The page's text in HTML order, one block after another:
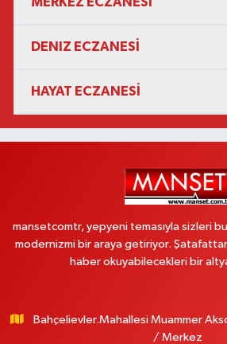
DENIZ ECZANESİ
HAYAT ECZANESİ
mansetcomtr, yepyeni temasıyla sizleri
modernizmi bir araya getiriyor. Şatafattan
haber okuyabilecekleri bir
Bahçelievler.Mahallesi Muammer
/ Merkez